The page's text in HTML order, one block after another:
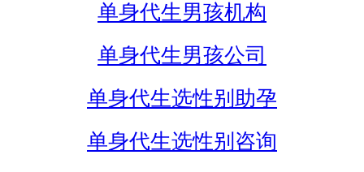
单身代生男孩机构
单身代生男孩公司
单身代生选性别助孕
单身代生选性别咨询